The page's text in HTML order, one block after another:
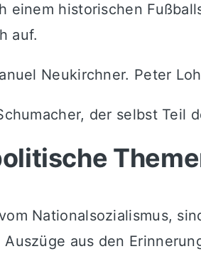
historischen
auf.
Neukirchner. Peter
, der selbst Teil
Nationalsozialismus,
aus den